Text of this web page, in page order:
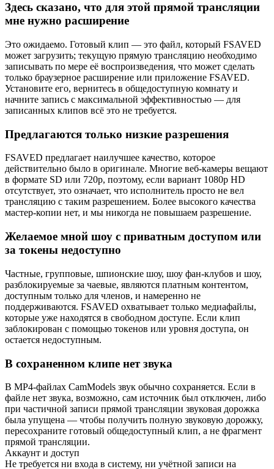
Здесь сказано, что для этой прямой трансляции
мне нужно расширение
Это ожидаемо. Готовый клип — это файл, который FSAVED
может загрузить; текущую прямую трансляцию необходимо
записывать по мере её воспроизведения, что может сделать
только браузерное расширение или приложение FSAVED.
Установите его, вернитесь в общедоступную комнату и
начните запись с максимальной эффективностью — для
записанных клипов всё это не требуется.
Предлагаются только низкие разрешения
FSAVED предлагает наилучшее качество, которое
действительно было в оригинале. Многие веб-камеры вещают
в формате SD или 720p, поэтому, если вариант 1080p HD
отсутствует, это означает, что исполнитель просто не вел
трансляцию с таким разрешением. Более высокого качества
мастер-копии нет, и мы никогда не повышаем разрешение.
Желаемое мной шоу с приватным доступом или
за токены недоступно
Частные, групповые, шпионские шоу, шоу фан-клубов и шоу,
разблокируемые за чаевые, являются платным контентом,
доступным только для членов, и намеренно не
поддерживаются. FSAVED охватывает только медиафайлы,
которые уже находятся в свободном доступе. Если клип
заблокирован с помощью токенов или уровня доступа, он
остается недоступным.
В сохраненном клипе нет звука
В MP4-файлах CamModels звук обычно сохраняется. Если в
файле нет звука, возможно, сам источник был отключен, либо
при частичной записи прямой трансляции звуковая дорожка
была упущена — чтобы получить полную звуковую дорожку,
пересохраните готовый общедоступный клип, а не фрагмент
прямой трансляции.
Аккаунт и доступ
Не требуется ни входа в систему, ни учётной записи на